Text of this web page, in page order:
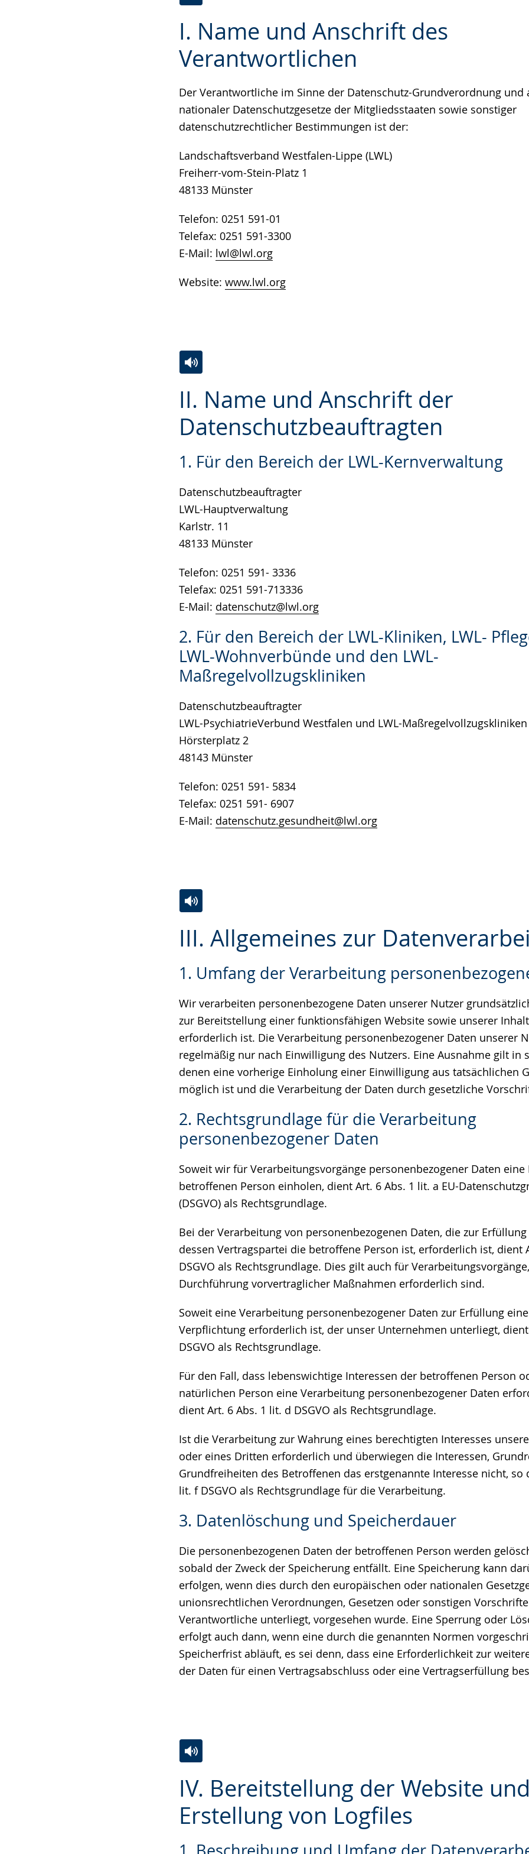
I. Name und Anschrift des
Verantwortlichen
Der Verantwortliche im Sinne der Datenschutz-Grundverordnung und
nationaler Datenschutzgesetze der Mitgliedsstaaten sowie sonstiger
datenschutzrechtlicher Bestimmungen ist der:
Landschaftsverband Westfalen-Lippe (LWL)
Freiherr-vom-Stein-Platz 1
48133 Münster
Telefon: 0251 591-01
Telefax: 0251 591-3300
E-Mail: lwl@lwl.org
Website: www.lwl.org
Leichten
Sprache
wechseln.
Audio-
Unterstützung.
Video
in
Deutscher
wird
angezeigt.
II. Name und Anschrift der
Datenschutzbeauftragten
1. Für den Bereich der LWL-Kernverwaltung
Datenschutzbeauftragter
LWL-Hauptverwaltung
Karlstr. 11
48133 Münster
Telefon: 0251 591- 3336
Telefax: 0251 591-713336
E-Mail: datenschutz@lwl.org
2. Für den Bereich der LWL-Kliniken, LWL-
LWL-Wohnverbünde und den LWL-
Maßregelvollzugskliniken
Datenschutzbeauftragter
LWL-PsychiatrieVerbund Westfalen und LWL-Maßregelvollzugskliniken
Hörsterplatz 2
48143 Münster
Telefon: 0251 591- 5834
Telefax: 0251 591- 6907
E-Mail: datenschutz.gesundheit@lwl.org
Leichten
Sprache
wechseln.
Audio-
Unterstützung.
in
Deutscher
wird
angezeigt.
III. Allgemeines zur
1. Umfang der Verarbeitung
Wir verarbeiten personenbezogene Daten unserer Nutzer
zur Bereitstellung einer funktionsfähigen Website sowie unserer
erforderlich ist. Die Verarbeitung personenbezogener Daten unserer
regelmäßig nur nach Einwilligung des Nutzers. Eine Ausnahme gilt in
denen eine vorherige Einholung einer Einwilligung aus tatsächlichen
möglich ist und die Verarbeitung der Daten durch gesetzliche
2. Rechtsgrundlage für die Verarbeitung
personenbezogener Daten
Soweit wir für Verarbeitungsvorgänge personenbezogener Daten
betroffenen Person einholen, dient Art. 6 Abs. 1 lit. a EU-
(DSGVO) als Rechtsgrundlage.
Bei der Verarbeitung von personenbezogenen Daten, die zur Erfüllung
dessen Vertragspartei die betroffene Person ist, erforderlich ist, dient
DSGVO als Rechtsgrundlage. Dies gilt auch für
Durchführung vorvertraglicher Maßnahmen erforderlich sind.
Soweit eine Verarbeitung personenbezogener Daten zur Erfüllung
Verpflichtung erforderlich ist, der unser Unternehmen unterliegt,
DSGVO als Rechtsgrundlage.
Für den Fall, dass lebenswichtige Interessen der betroffenen Person
natürlichen Person eine Verarbeitung personenbezogener Daten
dient Art. 6 Abs. 1 lit. d DSGVO als Rechtsgrundlage.
Ist die Verarbeitung zur Wahrung eines berechtigten Interesses
oder eines Dritten erforderlich und überwiegen die Interessen,
Grundfreiheiten des Betroffenen das erstgenannte Interesse nicht, so
lit. f DSGVO als Rechtsgrundlage für die Verarbeitung.
3. Datenlöschung und Speicherdauer
Die personenbezogenen Daten der betroffenen Person werden
sobald der Zweck der Speicherung entfällt. Eine Speicherung kann
erfolgen, wenn dies durch den europäischen oder nationalen
unionsrechtlichen Verordnungen, Gesetzen oder sonstigen
Verantwortliche unterliegt, vorgesehen wurde. Eine Sperrung oder
erfolgt auch dann, wenn eine durch die genannten Normen
Speicherfrist abläuft, es sei denn, dass eine Erforderlichkeit zur
der Daten für einen Vertragsabschluss oder eine Vertragserfüllung
Leichten
wechseln.
Unterstützung.
Deutscher
wird
angezeigt.
IV. Bereitstellung der Website und
Erstellung von Logfiles
Leichten
Sprache
wechseln.
Audio-
Unterstützung.
Video
in
Deutscher